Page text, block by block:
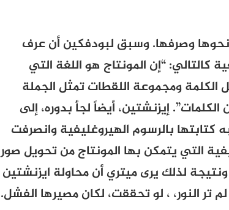
وصرفها. وسبق لبودفكين أن عرف
كالتالي: “إن المونتاج هو اللغة التي
الكلمة ومجموعة اللقطات تمثل الجملة
إيزنشتين، أيضاً لجأ بدوره، إلى
كتابتها بالرسوم الهيروغليفية وانصرفت
التي يتمكن بها المونتاج من تحويل صور
لذلك يرى ميتري أن محاولة ايزنشتين
النور، ، لو تحققت، لكان مصيرها الفشل.